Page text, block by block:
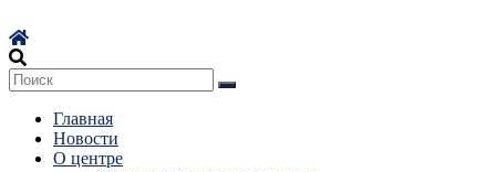
к
содержимому
Главная
Новости
О центре